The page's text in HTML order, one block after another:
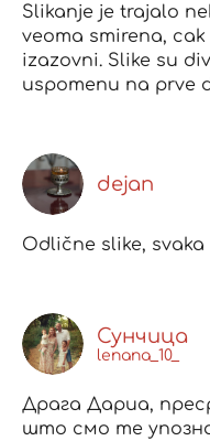
Slikanje je trajalo
veoma smirena,
izazovni. Slike su
uspomenu na prve
dejan
Odlične slike, svaka
Сунчица
lenana_10_
Драга Дариа,
што смо те